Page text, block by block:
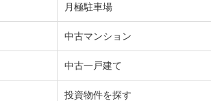
月極駐車場
中古マンション
中古一戸建て
投資物件を探す